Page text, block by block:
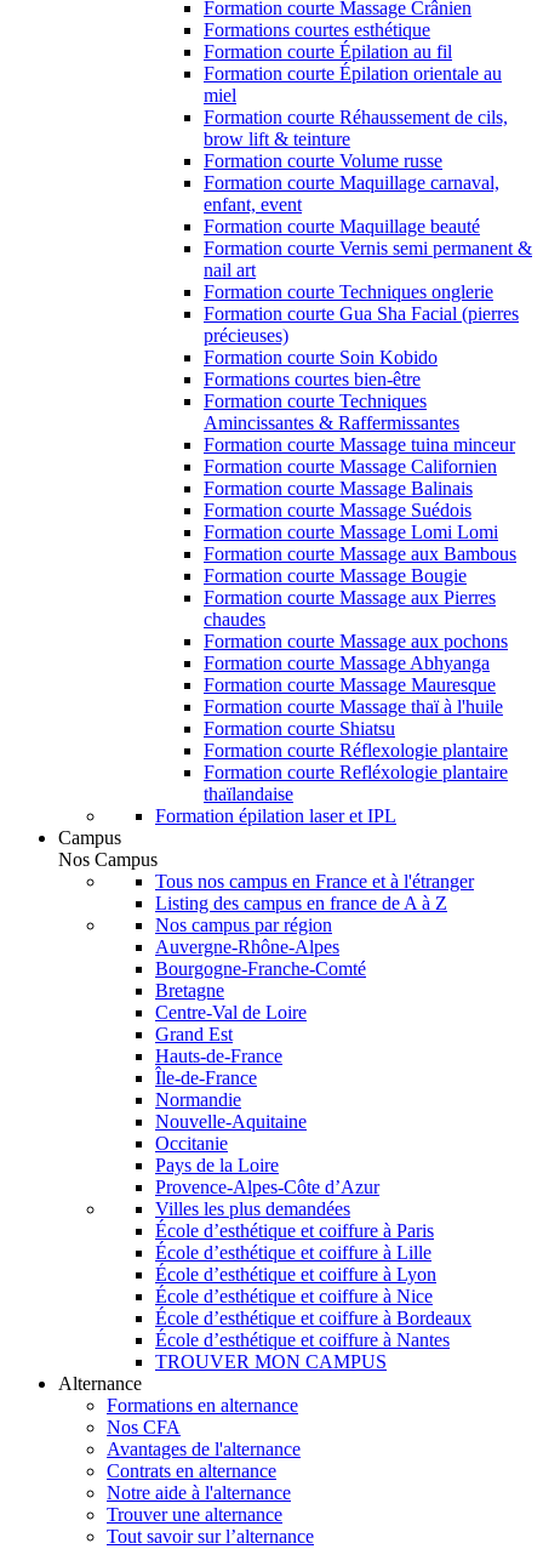
Formation courte Massage Crânien
Formations courtes esthétique
Formation courte Épilation au fil
Formation courte Épilation orientale au
miel
Formation courte Réhaussement de cils,
brow lift & teinture
Formation courte Volume russe
Formation courte Maquillage carnaval,
enfant, event
Formation courte Maquillage beauté
Formation courte Vernis semi permanent &
nail art
Formation courte Techniques onglerie
Formation courte Gua Sha Facial (pierres
précieuses)
Formation courte Soin Kobido
Formations courtes bien-être
Formation courte Techniques
Amincissantes & Raffermissantes
Formation courte Massage tuina minceur
Formation courte Massage Californien
Formation courte Massage Balinais
Formation courte Massage Suédois
Formation courte Massage Lomi Lomi
Formation courte Massage aux Bambous
Formation courte Massage Bougie
Formation courte Massage aux Pierres
chaudes
Formation courte Massage aux pochons
Formation courte Massage Abhyanga
Formation courte Massage Mauresque
Formation courte Massage thaï à l'huile
Formation courte Shiatsu
Formation courte Réflexologie plantaire
Formation courte Refléxologie plantaire
thaïlandaise
Formation épilation laser et IPL
Campus
Nos Campus
Tous nos campus en France et à l'étranger
Listing des campus en france de A à Z
Nos campus par région
Auvergne-Rhône-Alpes
Bourgogne-Franche-Comté
Bretagne
Centre-Val de Loire
Grand Est
Hauts-de-France
Île-de-France
Normandie
Nouvelle-Aquitaine
Occitanie
Pays de la Loire
Provence-Alpes-Côte d’Azur
Villes les plus demandées
École d’esthétique et coiffure à Paris
École d’esthétique et coiffure à Lille
École d’esthétique et coiffure à Lyon
École d’esthétique et coiffure à Nice
École d’esthétique et coiffure à Bordeaux
École d’esthétique et coiffure à Nantes
TROUVER MON CAMPUS
Alternance
Formations en alternance
Nos CFA
Avantages de l'alternance
Contrats en alternance
Notre aide à l'alternance
Trouver une alternance
Tout savoir sur l’alternance